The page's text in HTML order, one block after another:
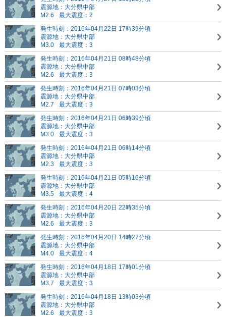
震源地：大分県中部
M2.6
最大震度：2
発生時刻：2016年04月22日 17時39分頃
震源地：大分県中部
M3.0
最大震度：3
発生時刻：2016年04月21日 08時48分頃
震源地：大分県中部
M2.6
最大震度：3
発生時刻：2016年04月21日 07時03分頃
震源地：大分県中部
M2.7
最大震度：3
発生時刻：2016年04月21日 06時39分頃
震源地：大分県中部
M3.0
最大震度：3
発生時刻：2016年04月21日 06時14分頃
震源地：大分県中部
M2.3
最大震度：3
発生時刻：2016年04月21日 05時16分頃
震源地：大分県中部
M3.5
最大震度：4
発生時刻：2016年04月20日 22時35分頃
震源地：大分県中部
M2.6
最大震度：3
発生時刻：2016年04月20日 14時27分頃
震源地：大分県中部
M4.0
最大震度：4
発生時刻：2016年04月18日 17時01分頃
震源地：大分県中部
M3.7
最大震度：3
発生時刻：2016年04月18日 13時03分頃
震源地：大分県中部
M2.6
最大震度：3